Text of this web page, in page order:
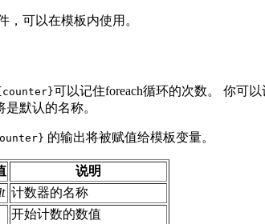
，可以在模板内使用。
可以记住foreach循环的次数。 你可
是默认的名称。
的输出将被赋值给模板变量。
说明
计数器的名称
开始计数的数值